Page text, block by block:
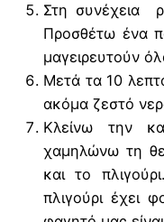
Στη συνέχεια
Προσθέτω ένα
μαγειρευτούν
Μετά τα 10
ακόμα ζεστό
Κλείνω την
χαμηλώνω τη
και το
πλιγούρι έχει